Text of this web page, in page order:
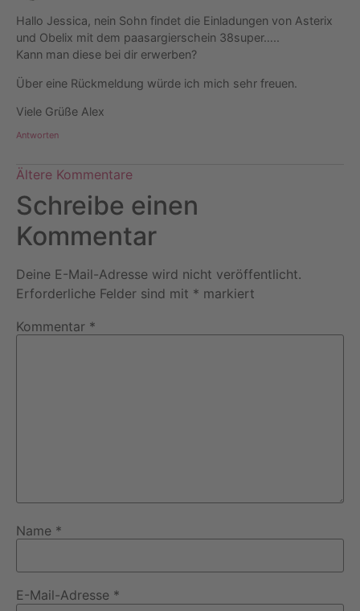
Hallo Jessica, nein Sohn findet die Einladungen von Asterix
und Obelix mit dem paasargierschein 38super…..
Kann man diese bei dir erwerben?
Über eine Rückmeldung würde ich mich sehr freuen.
Viele Grüße Alex
Antworten
Ältere Kommentare
Schreibe einen
Kommentar
Deine E-Mail-Adresse wird nicht veröffentlicht.
Erforderliche Felder sind mit * markiert
Kommentar *
Name *
E-Mail-Adresse *